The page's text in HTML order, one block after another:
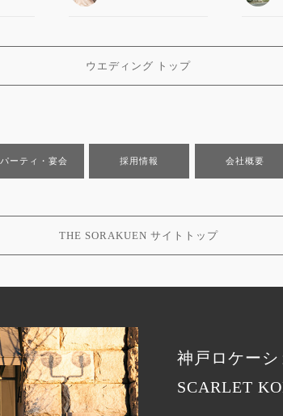
ウエディング トップ
パーティ・宴会 採用情報 会社概要
THE SORAKUEN サイトトップ
神戸ロケー
SCARLET